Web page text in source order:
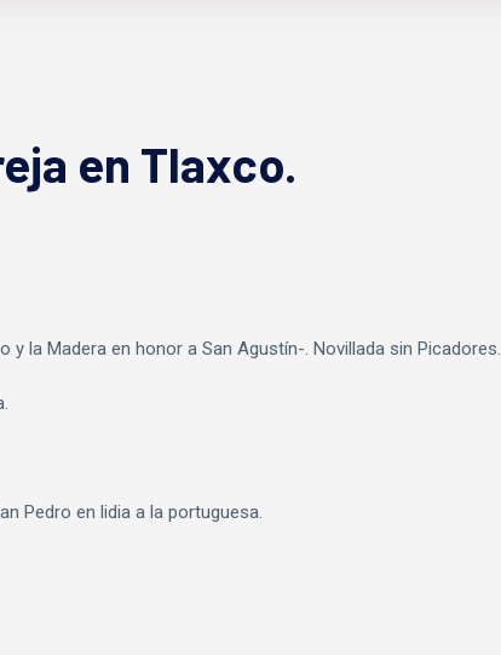
en Tlaxco.
y la Madera en honor a San Agustín-. Novillada sin Picadores.
Pedro en lidia a la portuguesa.